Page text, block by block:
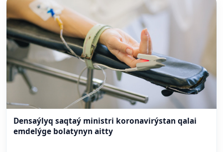
Densaýlyq saqtaý ministri koronavirýstan qalai
emdelýge bolatynyn aitty